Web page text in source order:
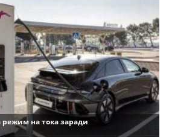
на тока заради